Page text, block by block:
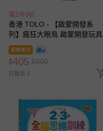
滿1件9折
香港 TOLO - 【啟蒙開發系
列】瘋狂大眼鳥 啟蒙開發玩具
即將售完
$405 $500
已售出 3